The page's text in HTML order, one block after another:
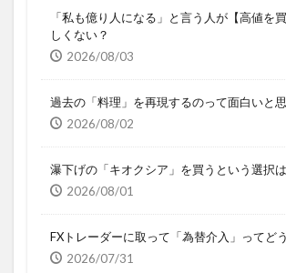
「私も億り人になる」と言う人が【高値を
しくない？
2026/08/03
過去の「料理」を再現するのって面白いと
2026/08/02
瀑下げの「キオクシア」を買うという選択
2026/08/01
FXトレーダーに取って「為替介入」ってど
2026/07/31